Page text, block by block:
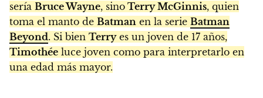
sería Bruce Wayne, sino Terry McGinnis, quien
toma el manto de Batman en la serie Batman
Beyond. Si bien Terryes un joven de 17 años,
Timothée luce joven como para interpretarlo en
una edad más mayor.